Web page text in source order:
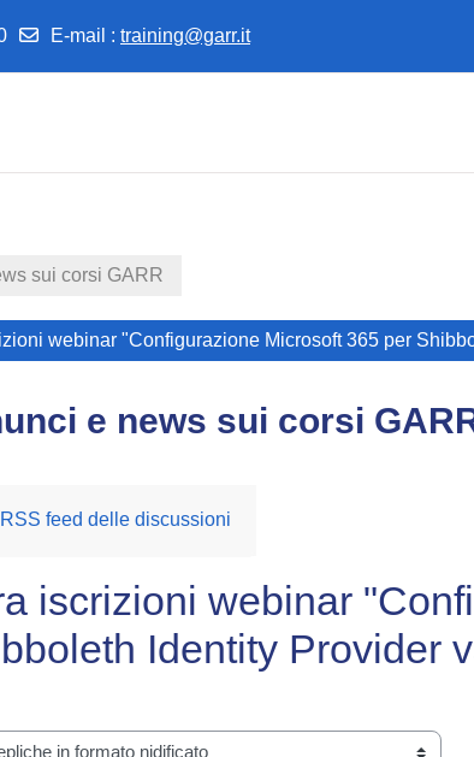
E-mail : training@garr.it
sui corsi GARR
webinar "Configurazione Microsoft 365 per
e news sui corsi
RSS feed delle discussioni
iscrizioni webinar
Identity Provider